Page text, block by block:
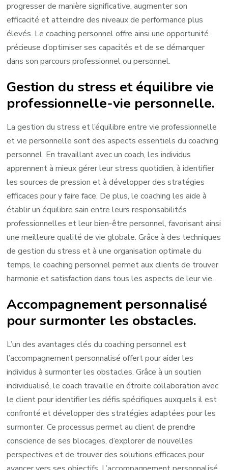
progresser de manière significative, augmenter son
efficacité et atteindre des niveaux de performance plus
élevés. Le coaching personnel offre ainsi une opportunité
précieuse d’optimiser ses capacités et de se démarquer
dans son parcours professionnel ou personnel.
Gestion du stress et équilibre vie
professionnelle-vie personnelle.
La gestion du stress et l’équilibre entre vie professionnelle
et vie personnelle sont des aspects essentiels du coaching
personnel. En travaillant avec un coach, les individus
apprennent à mieux gérer leur stress quotidien, à identifier
les sources de pression et à développer des stratégies
efficaces pour y faire face. De plus, le coaching les aide à
établir un équilibre sain entre leurs responsabilités
professionnelles et leur bien-être personnel, favorisant ainsi
une meilleure qualité de vie globale. Grâce à des techniques
de gestion du stress et à une organisation optimale du
temps, le coaching personnel permet aux clients de trouver
harmonie et satisfaction dans tous les aspects de leur vie.
Accompagnement personnalisé
pour surmonter les obstacles.
L’un des avantages clés du coaching personnel est
l’accompagnement personnalisé offert pour aider les
individus à surmonter les obstacles. Grâce à un soutien
individualisé, le coach travaille en étroite collaboration avec
le client pour identifier les défis spécifiques auxquels il est
confronté et développer des stratégies adaptées pour les
surmonter. Ce processus permet au client de prendre
conscience de ses blocages, d’explorer de nouvelles
perspectives et de trouver des solutions efficaces pour